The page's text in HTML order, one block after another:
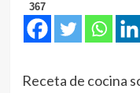
367
Receta de cocina